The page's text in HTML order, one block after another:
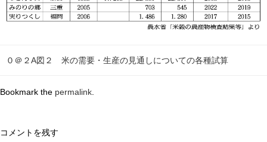
０＠２A図２ 米の需要・生産の見通しについての各種試算
Bookmark the permalink
コメントを残す